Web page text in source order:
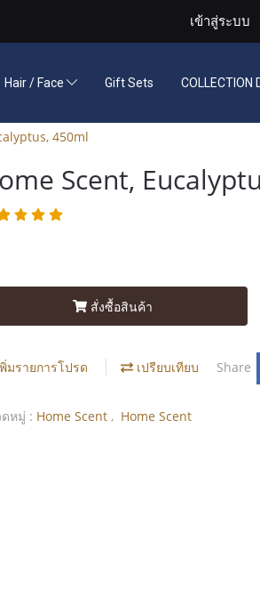
เข้าสู่ระบบ
Hair / Face Gift Sets COLLECTION
450ml
Scent,
สั่งซื้อสินค้า
มรายการโปรด เปรียบเทียบ Share
หมู่ : Home Scent , Home Scent